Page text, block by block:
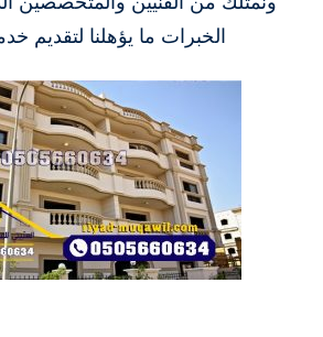
الخبرات ما يؤهلنا لتقديم